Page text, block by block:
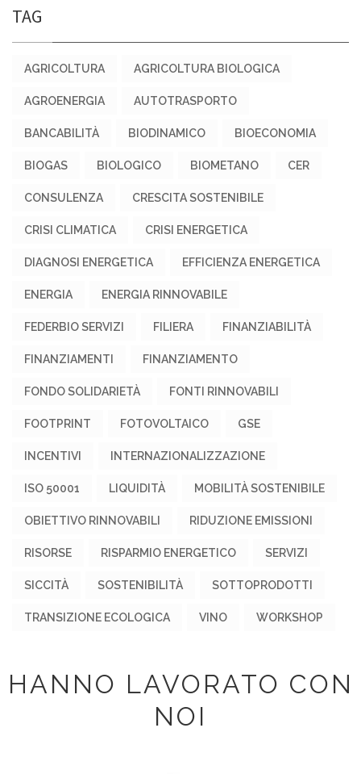
TAG
AGRICOLTURA AGRICOLTURA BIOLOGICA
AGROENERGIA AUTOTRASPORTO
BANCABILITÀ BIODINAMICO BIOECONOMIA
BIOGAS BIOLOGICO BIOMETANO CER
CONSULENZA CRESCITA SOSTENIBILE
CRISI CLIMATICA CRISI ENERGETICA
DIAGNOSI ENERGETICA EFFICIENZA ENERGETICA
ENERGIA ENERGIA RINNOVABILE
FEDERBIO SERVIZI FILIERA FINANZIABILITÀ
FINANZIAMENTI FINANZIAMENTO
FONDO SOLIDARIETÀ FONTI RINNOVABILI
FOOTPRINT FOTOVOLTAICO GSE
INCENTIVI INTERNAZIONALIZZAZIONE
ISO 50001 LIQUIDITÀ MOBILITÀ SOSTENIBILE
OBIETTIVO RINNOVABILI RIDUZIONE EMISSIONI
RISORSE RISPARMIO ENERGETICO SERVIZI
SICCITÀ SOSTENIBILITÀ SOTTOPRODOTTI
TRANSIZIONE ECOLOGICA VINO WORKSHOP
HANNO LAVORATO CON
NOI